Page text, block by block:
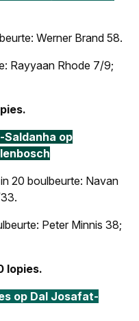
Werner Brand 58.
Rayyaan Rhode 7/9;
op
20 boulbeurte: Navan
Peter Minnis 38;
lopies.
op Dal Josafat-